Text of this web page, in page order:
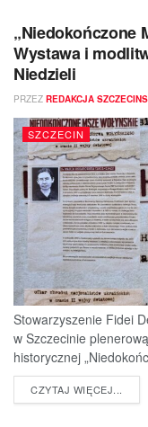
„Niedokończone
Wystawa i
Niedzieli
PRZEZ REDAKCJA
SZCZECIN
Stowarzyszenie Fidei
w Szczecinie
historycznej
ofiary jednej z
CZYTAJ WIĘCEJ...